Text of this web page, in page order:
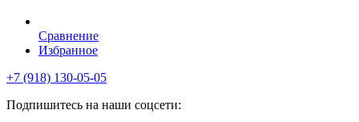
Сравнение
Избранное
+7 (918) 130-05-05
Подпишитесь на наши соцсети: